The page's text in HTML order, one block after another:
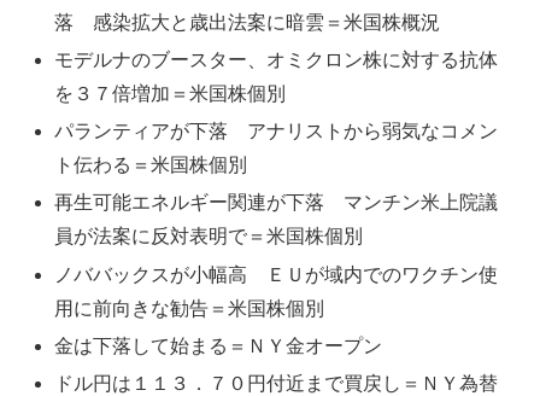
落 感染拡大と歳出法案に暗雲＝米国株概況
モデルナのブースター、オミクロン株に対する抗体
を３７倍増加＝米国株個別
パランティアが下落 アナリストから弱気なコメン
ト伝わる＝米国株個別
再生可能エネルギー関連が下落 マンチン米上院議
員が法案に反対表明で＝米国株個別
ノババックスが小幅高 ＥＵが域内でのワクチン使
用に前向きな勧告＝米国株個別
金は下落して始まる＝ＮＹ金オープン
ドル円は１１３．７０円付近まで買戻し＝ＮＹ為替